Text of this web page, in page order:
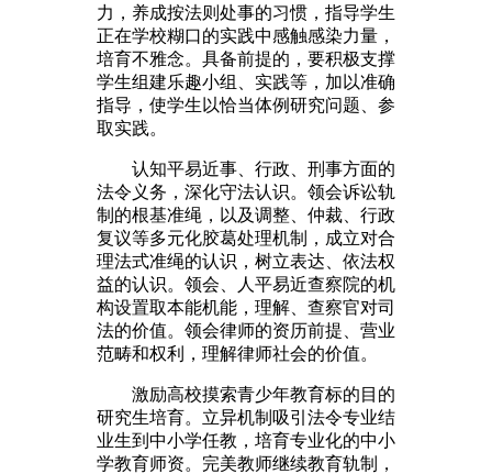
力，养成按法则处事的习惯，指导学生
正在学校糊口的实践中感触感染力量，
培育不雅念。具备前提的，要积极支撑
学生组建乐趣小组、实践等，加以准确
指导，使学生以恰当体例研究问题、参
取实践。
认知平易近事、行政、刑事方面的
法令义务，深化守法认识。领会诉讼轨
制的根基准绳，以及调整、仲裁、行政
复议等多元化胶葛处理机制，成立对合
理法式准绳的认识，树立表达、依法权
益的认识。领会、人平易近查察院的机
构设置取本能机能，理解、查察官对司
法的价值。领会律师的资历前提、营业
范畴和权利，理解律师社会的价值。
激励高校摸索青少年教育标的目的
研究生培育。立异机制吸引法令专业结
业生到中小学任教，培育专业化的中小
学教育师资。完美教师继续教育轨制，